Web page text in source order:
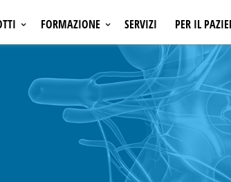
INFIAMMATORIE E
FORMAZIONE
INIZIATIVE ECM
INIZIATIVE NON ECM
AMGEN LEARNING
CALENDARIO CONGRESSI
SERVIZI PER IL